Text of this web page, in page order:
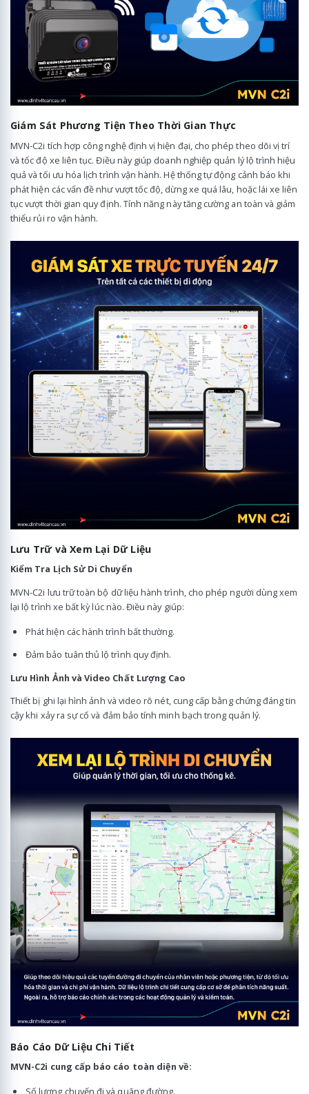
Giám Sát Phương Tiện Theo Thời Gian Thực
MVN-C2i tích hợp công nghệ định vị hiện đại, cho phép theo dõi vị trí
và tốc độ xe liên tục. Điều này giúp doanh nghiệp quản lý lộ trình hiệu
quả và tối ưu hóa lịch trình vận hành. Hệ thống tự động cảnh báo khi
phát hiện các vấn đề như vượt tốc độ, dừng xe quá lâu, hoặc lái xe liên
tục vượt thời gian quy định. Tính năng này tăng cường an toàn và giảm
thiểu rủi ro vận hành.
Lưu Trữ và Xem Lại Dữ Liệu
Kiểm Tra Lịch Sử Di Chuyển
MVN-C2i lưu trữ toàn bộ dữ liệu hành trình, cho phép người dùng xem
lại lộ trình xe bất kỳ lúc nào. Điều này giúp:
Phát hiện các hành trình bất thường.
Đảm bảo tuân thủ lộ trình quy định.
Lưu Hình Ảnh và Video Chất Lượng Cao
Thiết bị ghi lại hình ảnh và video rõ nét, cung cấp bằng chứng đáng tin
cậy khi xảy ra sự cố và đảm bảo tính minh bạch trong quản lý.
Báo Cáo Dữ Liệu Chi Tiết
MVN-C2i cung cấp báo cáo toàn diện về:
Số lượng chuyến đi và quãng đường.